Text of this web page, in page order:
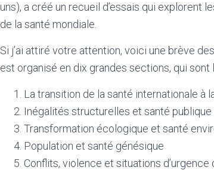
uns), a créé un recueil d’essais qui explorent
de la santé mondiale.
Si j’ai attiré votre attention, voici une brève
est organisé en dix grandes sections, qui sont
La transition de la santé internationale à
Inégalités structurelles et santé publique
Transformation écologique et santé
Population et santé génésique
Conflits, violence et situations